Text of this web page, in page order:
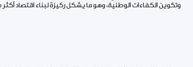
وتكوين الكفاءات الوطنية، وهو ما يشكل ركيزة لبناء اقتصاد أكثر